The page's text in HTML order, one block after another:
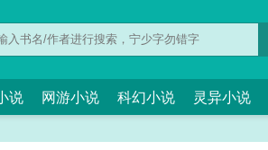
说 网游小说 科幻小说 灵异小说